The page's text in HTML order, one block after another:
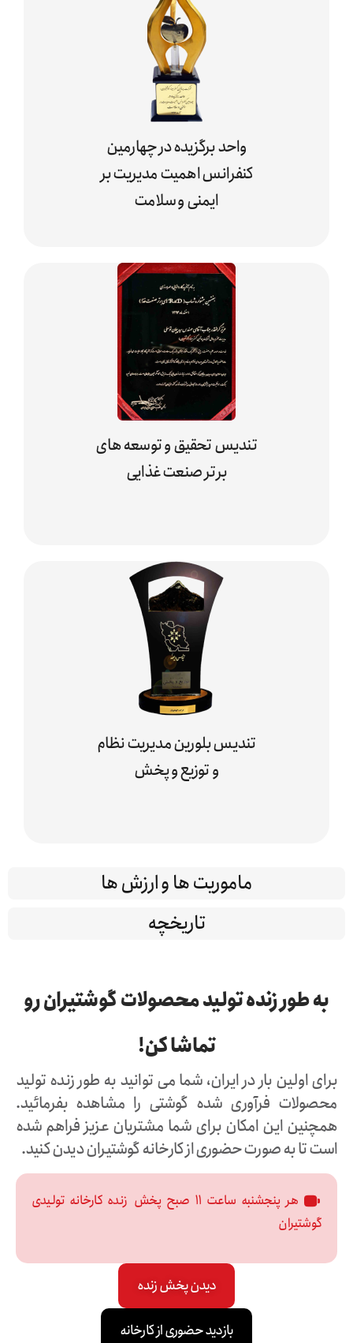
ماموریت ها و ارزش ها
تاریخچه
واحد برگزیده در چهارمین
کنفرانس اهمیت مدیریت بر
ایمنی و سلامت
تندیس تحقیق و توسعه های
برتر صنعت غذایی
تندیس بلورین مدیریت نظام
و توزیع و پخش
به طور زنده تولید محصولات گوشتیران رو
تماشا کن!
برای اولین بار در ایران، شما می توانید به طور زنده تولید
محصولات فرآوری شده گوشتی را مشاهده بفرمائید.
همچنین این امکان برای شما مشتریان عزیز فراهم شده
است تا به صورت حضوری از کارخانه گوشتیران دیدن کنید.
هر پنجشنبه ساعت ۱۱ صبح پخش زنده کارخانه تولیدی
گوشتیران
دیدن پخش زنده
بازدید حضوری از کارخانه